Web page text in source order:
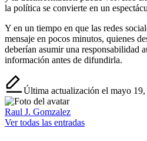
la política se convierte en un
Y en un tiempo en que las redes
mensaje en pocos minutos, quienes
deberían asumir una responsabilidad
información antes de difundirla.
Última actualización el mayo
Raul J. Gomzalez
Ver todas las entradas